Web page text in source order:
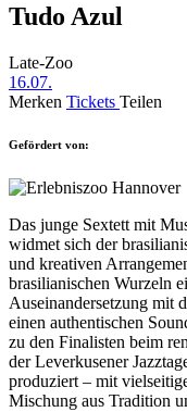
Tudo Azul
Late-Zoo
16.07.
Merken Tickets Teilen
Gefördert von:
Das junge Sextett mit
widmet sich der
und kreativen
brasilianischen Wurzeln
Auseinandersetzung mit
einen authentischen
zu den Finalisten beim
der Leverkusener
produziert – mit
Mischung aus Tradition